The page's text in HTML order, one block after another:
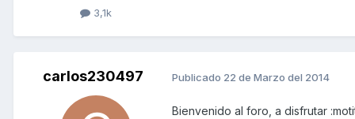
3,1k
carlos230497 Publicado 22 de Marzo del 2014
Bienvenido al foro, a disfrutar